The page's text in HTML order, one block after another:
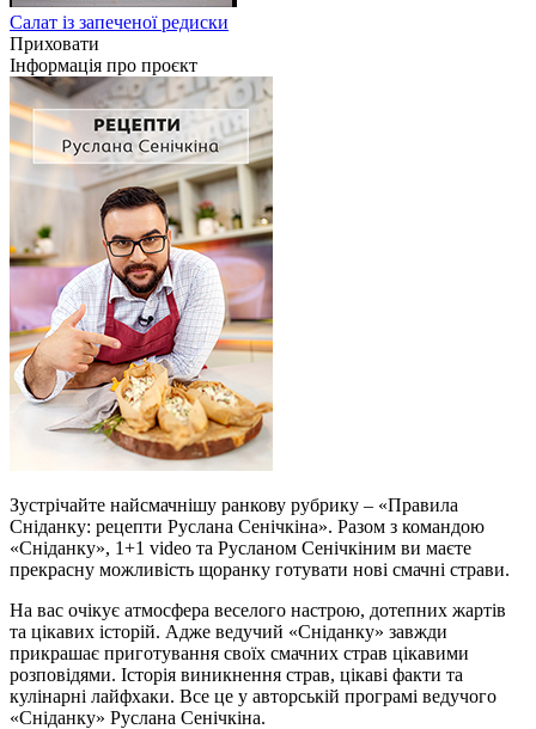
Салат із запеченої редиски
Приховати
Інформація про проєкт
Зустрічайте найсмачнішу ранкову рубрику – «Правила
Сніданку: рецепти Руслана Сенічкіна». Разом з командою
«Сніданку», 1+1 video та Русланом Сенічкіним ви маєте
прекрасну можливість щоранку готувати нові смачні страви.
На вас очікує атмосфера веселого настрою, дотепних жартів
та цікавих історій. Адже ведучий «Сніданку» завжди
прикрашає приготування своїх смачних страв цікавими
розповідями. Історія виникнення страв, цікаві факти та
кулінарні лайфхаки. Все це у авторській програмі ведучого
«Сніданку» Руслана Сенічкіна.